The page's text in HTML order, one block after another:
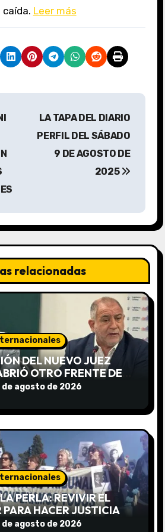
Leer más
LA TAPA DEL DIARIO
PERFIL DEL SÁBADO
9 DE AGOSTO DE
2025
relacionadas
DEL NUEVO JUEZ
OTRO FRENTE DE
LLARYORA Y LA
de agosto de 2026
PERLA: REVIVIR EL
HACER JUSTICIA
de agosto de 2026